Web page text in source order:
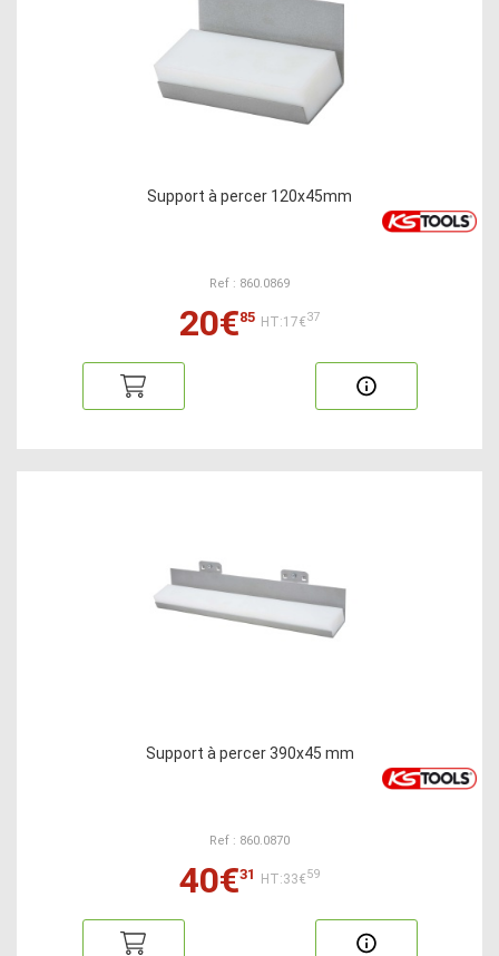
Support à percer 120x45mm
Ref : 860.0869
20€85 HT:17€37
Support à percer 390x45 mm
Ref : 860.0870
40€31 HT:33€59